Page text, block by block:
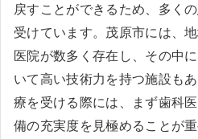
戻すことができるため、多く
受けています。茂原市には、
医院が数多く存在し、その中
いて高い技術力を持つ施設も
療を受ける際には、まず歯科
備の充実度を見極めることが